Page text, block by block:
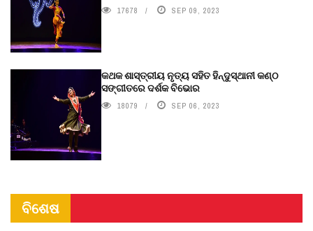
17678 SEP 09, 2023
କଥକ ଶାସ୍ତ୍ରୀୟ ନୃତ୍ୟ ସହିତ ହିନ୍ଦୁସ୍ଥାନୀ କଣ୍ଠ
ସଙ୍ଗୀତରେ ଦର୍ଶକ ବିଭୋର
18079 SEP 06, 2023
ବିଶେଷ